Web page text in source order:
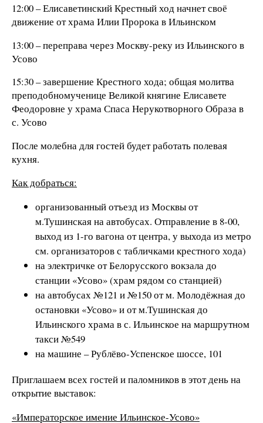
12:00 – Елисаветинский Крестный ход начнет своё
движение от храма Илии Пророка в Ильинском
13:00 – переправа через Москву-реку из Ильинского в
Усово
15:30 – завершение Крестного хода; общая молитва
преподобномученице Великой княгине Елисавете
Феодоровне у храма Спаса Нерукотворного Образа в
с. Усово
После молебна для гостей будет работать полевая
кухня.
Как добраться:
организованный отъезд из Москвы от
м.Тушинская на автобусах. Отправление в 8-00,
выход из 1-го вагона от центра, у выхода из метро
см. организаторов с табличками крестного хода)
на электричке от Белорусского вокзала до
станции «Усово» (храм рядом со станцией)
на автобусах №121 и №150 от м. Молодёжная до
остановки «Усово» и от м.Тушинская до
Ильинского храма в с. Ильинское на маршрутном
такси №549
на машине – Рублёво-Успенское шоссе, 101
Приглашаем всех гостей и паломников в этот день на
открытие выставок:
«Императорское имение Ильинское-Усово»